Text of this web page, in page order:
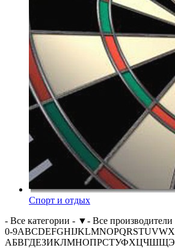
Спорт и отдых
- Все категории - ▼- Все производители
0-9ABCDEFGHIJKLMNOPQRSTUVWX
АБВГДЕЗИКЛМНОПРСТУФХЦЧШЩЭ